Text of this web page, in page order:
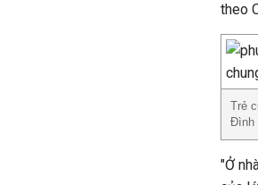
theo
Trẻ
Đình
"Ở